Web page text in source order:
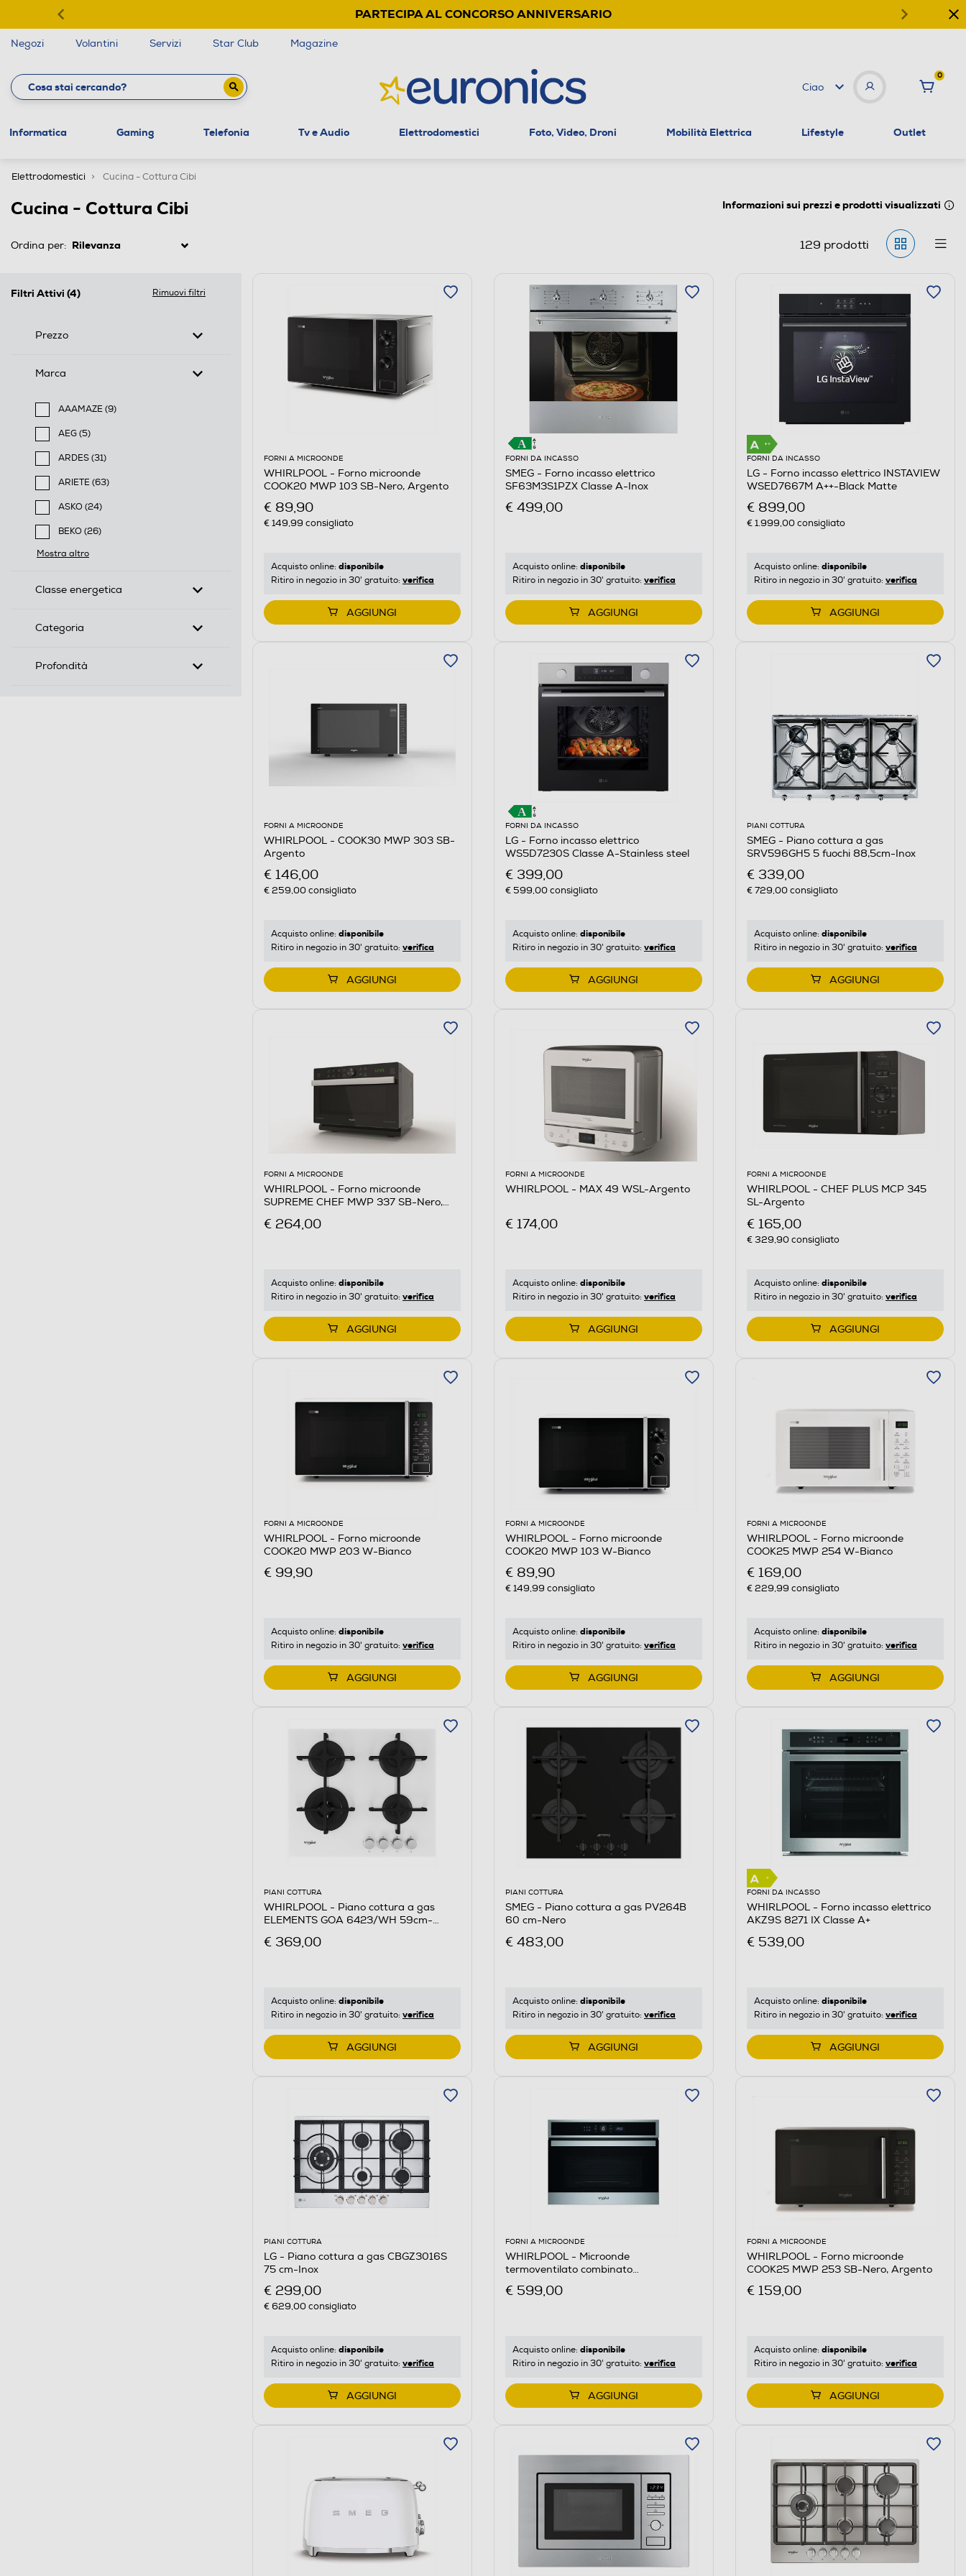
PARTECIPA AL CONCORSO ANNIVERSARIO
Negozi Volantini Servizi Star Club Magazine
Ciao
0
Informatica Gaming Telefonia Tv e Audio Elettrodomestici Foto, Video, Droni Mobilità Elettrica Lifestyle Outlet
Elettrodomestici Cucina - Cottura Cibi
Cucina - Cottura Cibi Informazioni sui prezzi e prodotti visualizzati
Ordina per: 129 prodotti
Filtri Attivi (4) Rimuovi filtri
Prezzo
Marca
AAAMAZE (9)
Filtra per Marca: AAAMAZE
AEG (5)
Filtra per Marca: AEG
ARDES (31)
Filtra per Marca: ARDES
ARIETE (63)
Filtra per Marca: ARIETE
ASKO (24)
Filtra per Marca: ASKO
BEKO (26)
Filtra per Marca: BEKO
Mostra altro
Classe energetica
Categoria
Profondità
FORNI A MICROONDE
WHIRLPOOL - Forno microonde
COOK20 MWP 103 SB-Nero, Argento
€ 89,90
€ 149,99 consigliato
Acquisto online: disponibile
Ritiro in negozio in 30' gratuito: verifica
AGGIUNGI
FORNI DA INCASSO
SMEG - Forno incasso elettrico
SF63M3S1PZX Classe A-Inox
€ 499,00
Acquisto online: disponibile
Ritiro in negozio in 30' gratuito: verifica
AGGIUNGI
FORNI DA INCASSO
LG - Forno incasso elettrico INSTAVIEW
WSED7667M A++-Black Matte
€ 899,00
€ 1.999,00consigliato
Acquisto online: disponibile
Ritiro in negozio in 30' gratuito: verifica
AGGIUNGI
FORNI A MICROONDE
WHIRLPOOL - COOK30 MWP 303 SB-
Argento
€ 146,00
€ 259,00consigliato
Acquisto online: disponibile
Ritiro in negozio in 30' gratuito: verifica
AGGIUNGI
FORNI DA INCASSO
LG - Forno incasso elettrico
WS5D7230S Classe A-Stainless steel
€ 399,00
€ 599,00consigliato
Acquisto online: disponibile
Ritiro in negozio in 30' gratuito: verifica
AGGIUNGI
PIANI COTTURA
SMEG - Piano cottura a gas
SRV596GH5 5 fuochi 88,5cm-Inox
€ 339,00
€ 729,00consigliato
Acquisto online: disponibile
Ritiro in negozio in 30' gratuito: verifica
AGGIUNGI
FORNI A MICROONDE
WHIRLPOOL - Forno microonde
SUPREME CHEF MWP 337 SB-Nero,
€ 264,00
Acquisto online: disponibile
Ritiro in negozio in 30' gratuito: verifica
AGGIUNGI
FORNI A MICROONDE
WHIRLPOOL - MAX 49 WSL-Argento
€ 174,00
Acquisto online: disponibile
Ritiro in negozio in 30' gratuito: verifica
AGGIUNGI
FORNI A MICROONDE
WHIRLPOOL - CHEF PLUS MCP 345
SL-Argento
€ 165,00
€ 329,90consigliato
Acquisto online: disponibile
Ritiro in negozio in 30' gratuito: verifica
AGGIUNGI
FORNI A MICROONDE
WHIRLPOOL - Forno microonde
COOK20 MWP 203 W-Bianco
€ 99,90
Acquisto online: disponibile
Ritiro in negozio in 30' gratuito: verifica
AGGIUNGI
FORNI A MICROONDE
WHIRLPOOL - Forno microonde
COOK20 MWP 103 W-Bianco
€ 89,90
€ 149,99 consigliato
Acquisto online: disponibile
Ritiro in negozio in 30' gratuito: verifica
AGGIUNGI
FORNI A MICROONDE
WHIRLPOOL - Forno microonde
COOK25 MWP 254 W-Bianco
€ 169,00
€ 229,99 consigliato
Acquisto online: disponibile
Ritiro in negozio in 30' gratuito: verifica
AGGIUNGI
PIANI COTTURA
WHIRLPOOL - Piano cottura a gas
ELEMENTS GOA 6423/WH 59cm-
€ 369,00
Acquisto online: disponibile
Ritiro in negozio in 30' gratuito: verifica
AGGIUNGI
PIANI COTTURA
SMEG - Piano cottura a gas PV264B
60 cm-Nero
€ 483,00
Acquisto online: disponibile
Ritiro in negozio in 30' gratuito: verifica
AGGIUNGI
FORNI DA INCASSO
WHIRLPOOL - Forno incasso elettrico
AKZ9S 8271 IX Classe A+
€ 539,00
Acquisto online: disponibile
Ritiro in negozio in 30' gratuito: verifica
AGGIUNGI
PIANI COTTURA
LG - Piano cottura a gas CBGZ3016S
75 cm-Inox
€ 299,00
€ 629,00consigliato
Acquisto online: disponibile
Ritiro in negozio in 30' gratuito: verifica
AGGIUNGI
FORNI A MICROONDE
WHIRLPOOL - Microonde
termoventilato combinato
€ 599,00
Acquisto online: disponibile
Ritiro in negozio in 30' gratuito: verifica
AGGIUNGI
FORNI A MICROONDE
WHIRLPOOL - Forno microonde
COOK25 MWP 253 SB-Nero, Argento
€ 159,00
Acquisto online: disponibile
Ritiro in negozio in 30' gratuito: verifica
AGGIUNGI